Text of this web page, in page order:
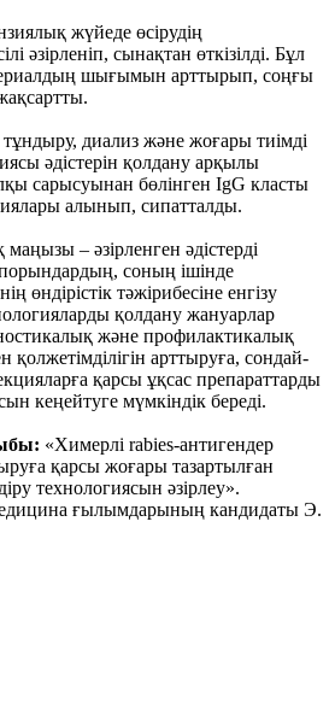
жүйеде өсірудің
әзірленіп, сынақтан өткізілді. Бұл
шығымын арттырып, соңғы
диализ және жоғары тиімді
әдістерін қолдану арқылы
сарысуынан бөлінген IgG класты
алынып, сипатталды.
– әзірленген әдістерді
соның ішінде
тәжірибесіне енгізу
қолдану жануарлар
және профилактикалық
арттыруға, сондай-
қарсы ұқсас препараттарды
кеңейтуге мүмкіндік береді.
«Химерлі rabies-антигендер
қарсы жоғары тазартылған
технологиясын әзірлеу».
ғылымдарының кандидаты Э.